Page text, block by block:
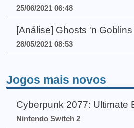
25/06/2021 06:48
[Análise] Ghosts 'n
28/05/2021 08:53
Jogos mais novos
Cyberpunk 2077: Ultimate
Nintendo Switch 2